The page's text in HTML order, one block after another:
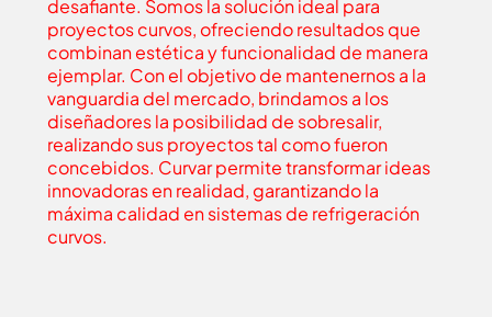
desafiante. Somos la solución ideal para
proyectos curvos, ofreciendo resultados que
combinan estética y funcionalidad de manera
ejemplar. Con el objetivo de mantenernos a la
vanguardia del mercado, brindamos a los
diseñadores la posibilidad de sobresalir,
realizando sus proyectos tal como fueron
concebidos. Curvar permite transformar ideas
innovadoras en realidad, garantizando la
máxima calidad en sistemas de refrigeración
curvos.